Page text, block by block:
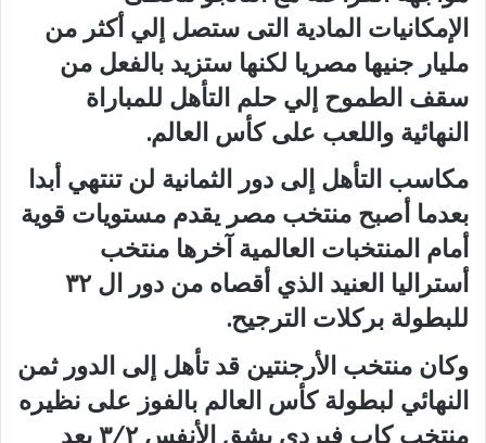
الإمكانيات المادية التى ستصل إلي أكثر من
مليار جنيها مصريا لكنها ستزيد بالفعل من
سقف الطموح إلي حلم التأهل للمباراة
النهائية واللعب على كأس العالم.
مكاسب التأهل إلى دور الثمانية لن تنتهي أبدا
بعدما أصبح منتخب مصر يقدم مستويات قوية
أمام المنتخبات العالمية آخرها منتخب
أستراليا العنيد الذي أقصاه من دور ال ٣٢
للبطولة بركلات الترجيح.
وكان منتخب الأرجنتين قد تأهل إلى الدور ثمن
النهائي لبطولة كأس العالم بالفوز على نظيره
منتخب كاب فيردي بشق الأنفس ٣/٢ بعد